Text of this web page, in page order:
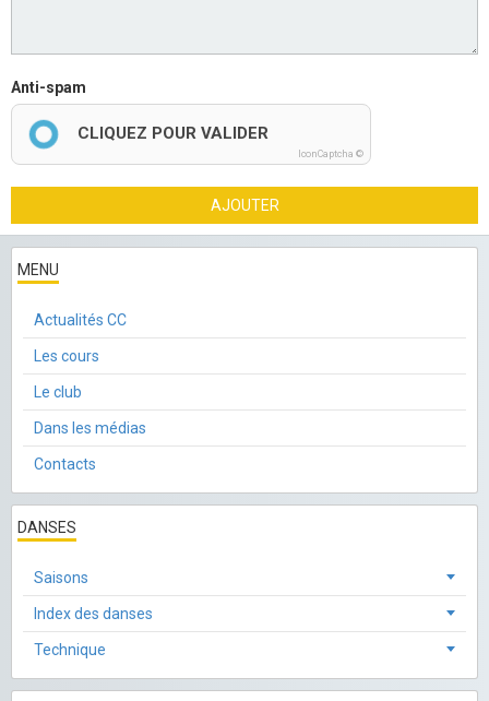
Anti-spam
CLIQUEZ POUR VALIDER
IconCaptcha ©
AJOUTER
MENU
Actualités CC
Les cours
Le club
Dans les médias
Contacts
DANSES
Saisons
Index des danses
Technique